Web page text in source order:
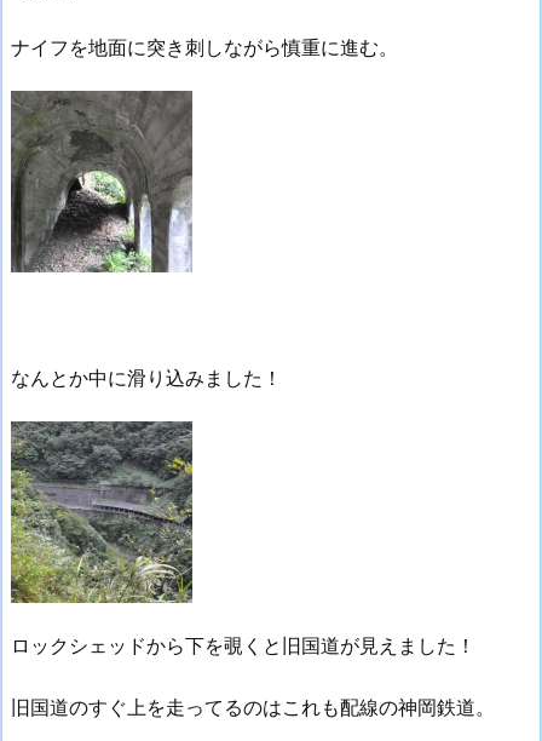
ナイフを地面に突き刺しながら慎重に進む。
なんとか中に滑り込みました！
ロックシェッドから下を覗くと旧国道が見えました！
旧国道のすぐ上を走ってるのはこれも配線の神岡鉄道。